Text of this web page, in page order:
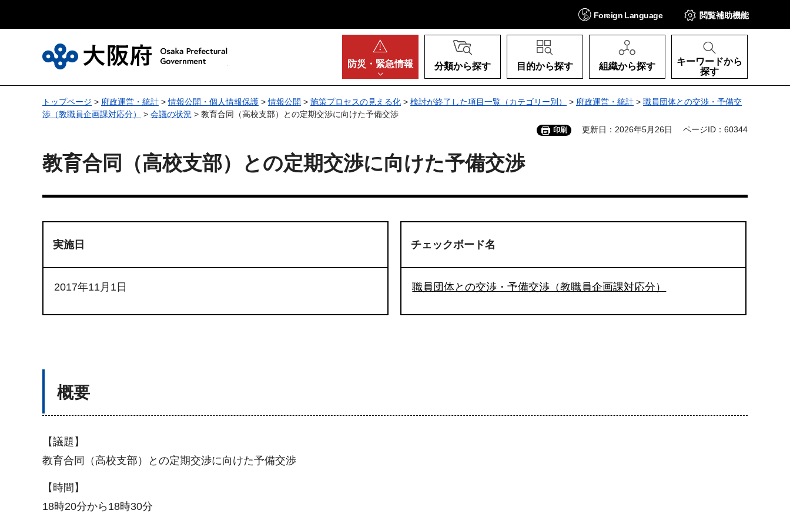
Foreign Language 閲覧補助機能
防災・ 緊急情報 分類から探す 目的から探す 組織から探す
キーワードから
探す
トップページ > 府政運営・統計 >情報公開・個人情報保護 >情報公開 > 施策プロセスの見える化 > 検討が終了した項目一覧（カテゴリー別） > 府政運営・統計 > 職員団体との交渉・予備交
渉（教職員企画課対応分）
> 会議の状況 > 教育合同（高校支部）との定期交渉に向けた予備交渉
印刷 更新日：2026年5月26日 ページID：60344
教育合同（高校支部）との定期交渉に向けた予備交渉
実施日
2017年11月1日
チェックボード名
職員団体との交渉・予備交渉（教職員企画課対応分）
概要
【議題】
教育合同（高校支部）との定期交渉に向けた予備交渉
【時間】
18時20分から18時30分